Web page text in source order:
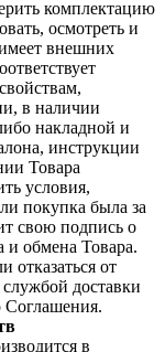
комплектацию
осмотреть и
внешних
в наличии
накладной и
инструкции
Товара
условия,
покупка была за
свою подпись о
и обмена Товара.
отказаться от
доставки
Соглашения.
в